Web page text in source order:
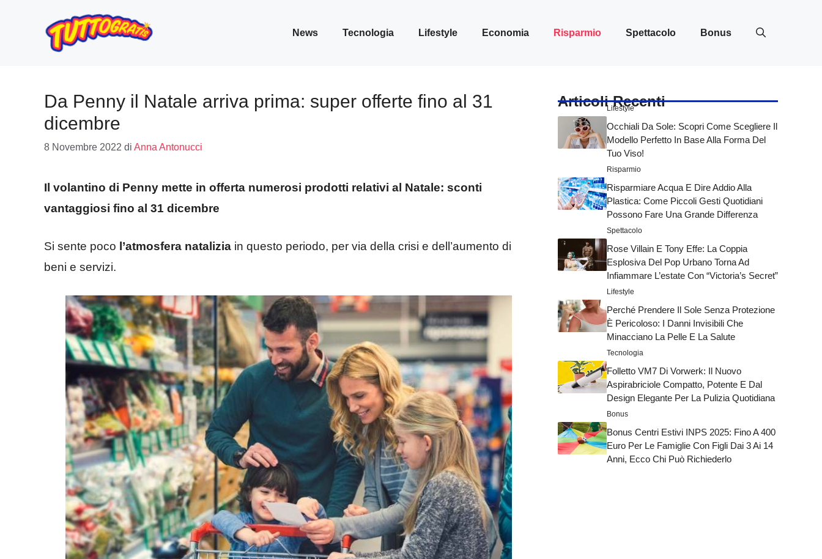
contenuto
News Tecnologia Lifestyle Economia Risparmio Spettacolo Bonus
Da Penny il Natale arriva prima: super offerte fino al 31
dicembre
8 Novembre 2022 di Anna Antonucci
Il volantino di Penny mette in offerta numerosi prodotti relativi al Natale: sconti
vantaggiosi fino al 31 dicembre
Si sente poco l’atmosfera natalizia in questo periodo, per via della crisi e dell’aumento di
beni e servizi.
Articoli Recenti
Lifestyle
Occhiali Da Sole: Scopri Come Scegliere Il
Modello Perfetto In Base Alla Forma Del
Tuo Viso!
Risparmio
Risparmiare Acqua E Dire Addio Alla
Plastica: Come Piccoli Gesti Quotidiani
Possono Fare Una Grande Differenza
Spettacolo
Rose Villain E Tony Effe: La Coppia
Esplosiva Del Pop Urbano Torna Ad
Infiammare L’estate Con “Victoria’s Secret”
Lifestyle
Perché Prendere Il Sole Senza Protezione
È Pericoloso: I Danni Invisibili Che
Minacciano La Pelle E La Salute
Tecnologia
Folletto VM7 Di Vorwerk: Il Nuovo
Aspirabriciole Compatto, Potente E Dal
Design Elegante Per La Pulizia Quotidiana
Bonus
Bonus Centri Estivi INPS 2025: Fino A 400
Euro Per Le Famiglie Con Figli Dai 3 Ai 14
Anni, Ecco Chi Può Richiederlo